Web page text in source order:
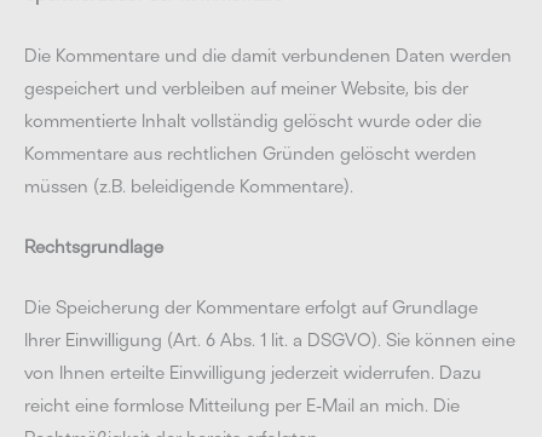
Die Kommentare und die damit verbundenen Daten werden
gespeichert und verbleiben auf meiner Website, bis der
kommentierte Inhalt vollständig gelöscht wurde oder die
Kommentare aus rechtlichen Gründen gelöscht werden
müssen (z.B. beleidigende Kommentare).
Rechtsgrundlage
Die Speicherung der Kommentare erfolgt auf Grundlage
Ihrer Einwilligung (Art. 6 Abs. 1 lit. a DSGVO). Sie können eine
von Ihnen erteilte Einwilligung jederzeit widerrufen. Dazu
reicht eine formlose Mitteilung per E-Mail an mich. Die